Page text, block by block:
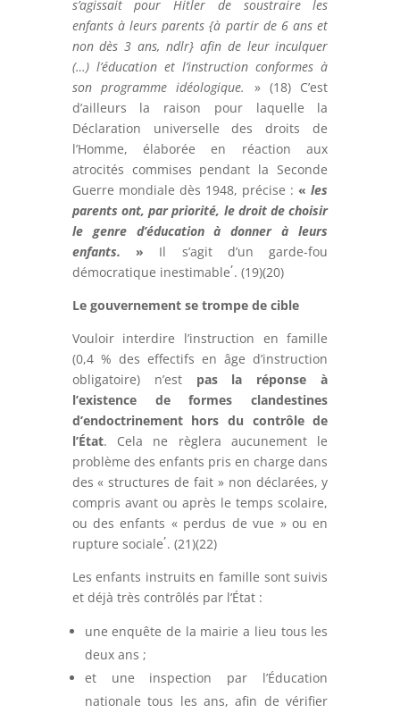
s’agissait pour Hitler de
soustraire les
enfants à leurs parents {à partir de 6 ans et
non dès 3 ans, ndlr} afin de leur inculquer
(…) l’éducation et l’instruction conformes à
son programme idéologique. » (18) C’est
d’ailleurs la raison pour laquelle la
Déclaration universelle des droits de
l’Homme, élaborée en réaction aux
atrocités commises pendant la Seconde
Guerre mondiale dès 1948, précise : « les
parents ont, par priorité, le droit de choisir
le genre d’éducation à donner à leurs
enfants. »
Il s’agit d’un garde-fou
démocratique inestimable
,
. (19)(20)
Le gouvernement se trompe de cible
Vouloir interdire l’instruction en famille
(0,4 % des effectifs en âge d’instruction
obligatoire) n’est
pas la réponse à
l’existence de formes clandestines
d’endoctrinement hors du contrôle de
l’État. Cela ne règlera aucunement le
problème des enfants pris en charge dans
des « structures de fait » non déclarées, y
compris avant ou après le temps scolaire,
ou des enfants « perdus de vue » ou en
rupture sociale
,
. (21)(22)
Les enfants instruits en famille sont suivis
et déjà très contrôlés par l’État :
une enquête de la mairie a lieu tous les
deux ans ;
et une inspection par l’Éducation
nationale tous les ans, afin de vérifier